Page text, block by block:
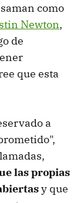
como
Newton,
de
que esta
a
las propias
y que